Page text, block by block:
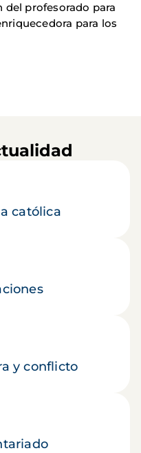
profesorado para
para los
católica
y conflicto